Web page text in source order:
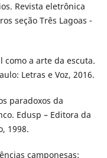
Revista eletrônica
seção Três Lagoas -
como a arte da escuta.
Letras e Voz, 2016.
paradoxos da
Edusp – Editora da
1998.
camponesas: